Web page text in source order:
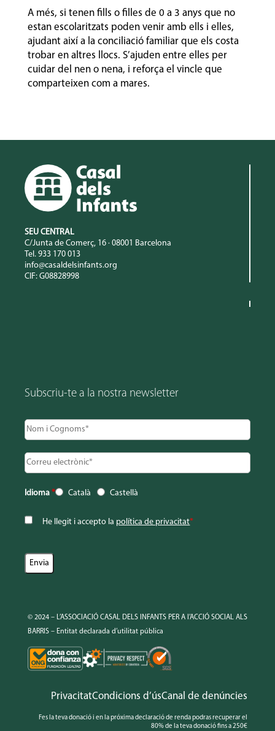
A més, si tenen fills o filles de 0 a 3 anys que no
estan escolaritzats poden venir amb ells i elles,
ajudant així a la conciliació familiar que els costa
trobar en altres llocs. S’ajuden entre elles per
cuidar del nen o nena, i reforça el vincle que
comparteixen com a mares.
SEU CENTRAL
C/Junta de Comerç, 16 · 08001 Barcelona
Tel. 933 170 013
info@casaldelsinfants.org
CIF: G08828998
Subscriu-te a la nostra newsletter
Idioma * Català Castellà
He llegit i accepto la política de privacitat*
© 2024 – L’ASSOCIACIÓ CASAL DELS INFANTS PER A l’ACCIÓ SOCIAL ALS
BARRIS – Entitat declarada d’utilitat pública
PrivacitatCondicions d’úsCanal de denúncies
Fes la teva donació i en la próxima declaració de renda podras recuperar el
80% de la teva donació fins a 250€